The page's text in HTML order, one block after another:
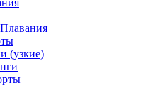
(узкие)